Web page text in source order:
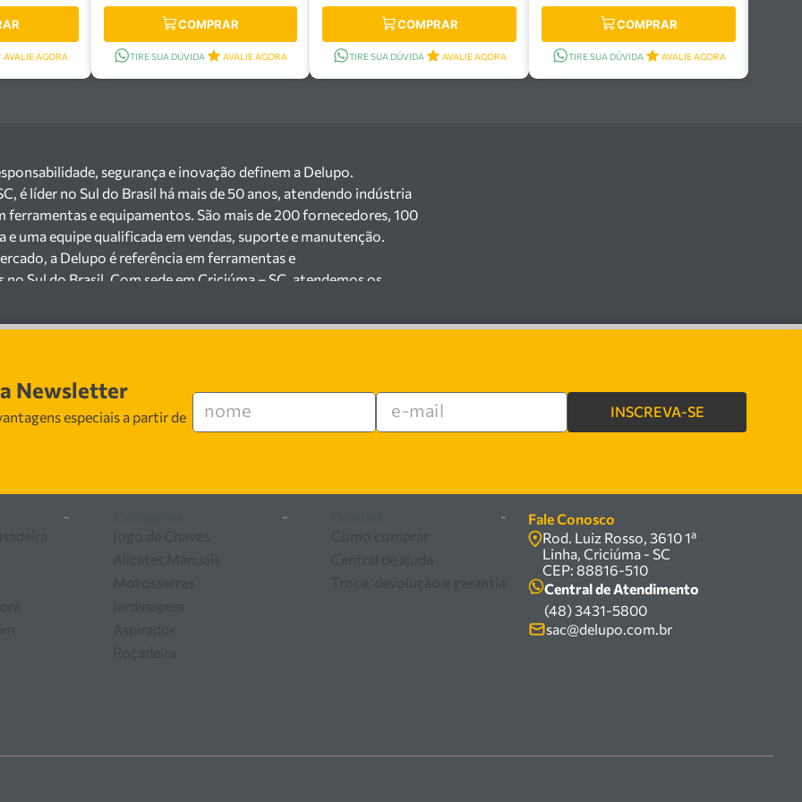
AVALIE AGORA
COMPRAR
TIRE SUA DÚVIDA AVALIE AGORA
COMPRAR
TIRE SUA DÚVIDA AVALIE AGORA
COMPRAR
TIRE SUA DÚVIDA AVALIE AGORA
segurança e inovação definem a Delupo.
é líder no Sul do Brasil há mais de 50 anos, atendendo indústria
ferramentas e equipamentos. São mais de 200 fornecedores, 100
uma equipe qualificada em vendas, suporte e manutenção.
a Delupo é referência em ferramentas e
Sul do Brasil. Com sede em Criciúma – SC, atendemos os
200 fornecedores parceiros e um estoque com mais de
mineradoras e siderúrgicas.
especializada em vendas, suporte técnico e
segurança, inovação e qualidade em cada atendimento. Encontre
ferramentas e equipamentos para o seu negócio.
Newsletter
especiais a partir de
INSCREVA-SE
-
-
-
Fale Conosco
Rod. Luiz Rosso, 3610 1ª
Linha, Criciúma - SC
CEP: 88816-510
Central de Atendimento
(48) 3431-5800
sac@delupo.com.br